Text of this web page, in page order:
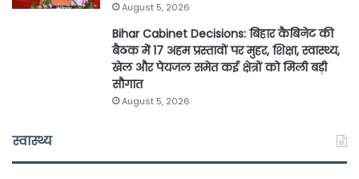
August 5, 2026
Bihar Cabinet Decisions: बिहार कैबिनेट की
बैठक में 17 अहम प्रस्तावों पर मुहर, शिक्षा, स्वास्थ्य,
खेल और पेयजल समेत कई क्षेत्रों को मिली बड़ी
सौगात
August 5, 2026
स्वास्थ्य